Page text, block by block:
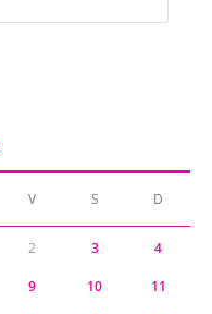
V S D
2 3 4
9 10 11